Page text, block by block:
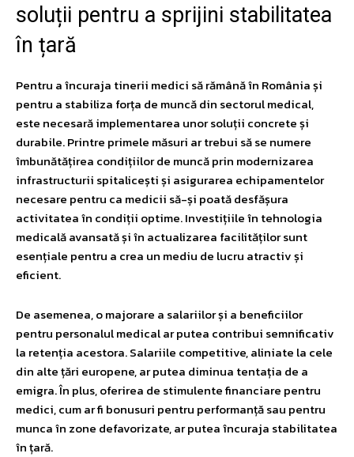
soluții pentru a sprijini stabilitatea
în țară
Pentru a încuraja tinerii medici să rămână în România și
pentru a stabiliza forța de muncă din sectorul medical,
este necesară implementarea unor soluții concrete și
durabile. Printre primele măsuri ar trebui să se numere
îmbunătățirea condițiilor de muncă prin modernizarea
infrastructurii spitalicești și asigurarea echipamentelor
necesare pentru ca medicii să-și poată desfășura
activitatea în condiții optime. Investițiile în tehnologia
medicală avansată și în actualizarea facilităților sunt
esențiale pentru a crea un mediu de lucru atractiv și
eficient.
De asemenea, o majorare a salariilor și a beneficiilor
pentru personalul medical ar putea contribui semnificativ
la retenția acestora. Salariile competitive, aliniate la cele
din alte țări europene, ar putea diminua tentația de a
emigra. În plus, oferirea de stimulente financiare pentru
medici, cum ar fi bonusuri pentru performanță sau pentru
munca în zone defavorizate, ar putea încuraja stabilitatea
în țară.